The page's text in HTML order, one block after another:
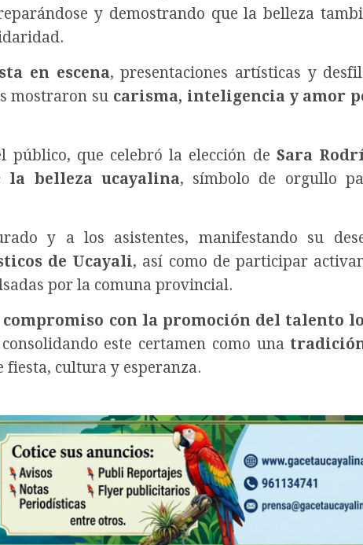
y demostrando que la belleza
en escena, presentaciones artísticas y
mostraron su carisma, inteligencia y amor
público, que celebró la elección de Sara
la belleza ucayalina, símbolo de orgullo
y a los asistentes, manifestando su
de Ucayali, así como de participar
por la comuna provincial.
con la promoción del talento
este certamen como una
fiesta, cultura y esperanza.